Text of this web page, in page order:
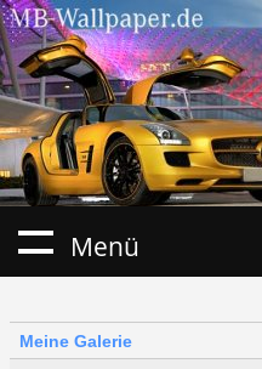
Menü
Meine Galerie